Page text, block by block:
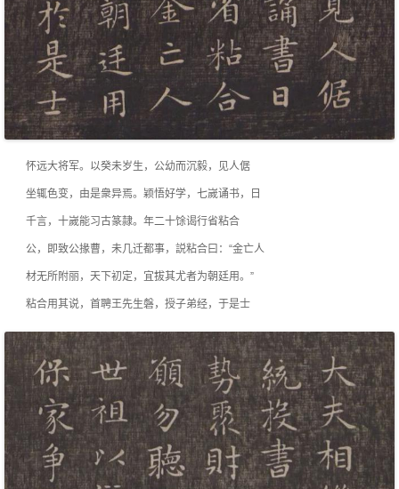
怀远大将军。以癸未岁生，公幼而沉毅，见人倨
坐辄色变，由是衆异焉。颖悟好学，七嵗诵书，日
千言，十嵗能习古篆隷。年二十馀谒行省粘合
公，即致公掾曹，未几迁都事，説粘合曰：“金亡人
材无所附丽，天下初定，宜拔其尤者为朝廷用。”
粘合用其说，首聘王先生磐，授子弟经，于是士